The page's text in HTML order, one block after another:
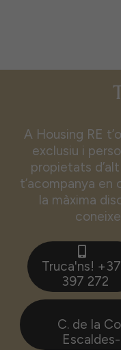
SIN CATEGORÍA
Hola, món!
A Housing RE
exclusiu i
propietats
t’acompanya
la màxima